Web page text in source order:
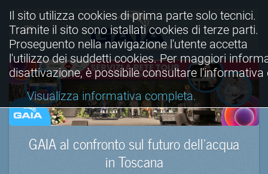
GAIA al confronto sul futuro dell’acqua
in Toscana
Il sito utilizza cookies di prima parte solo tecnici.
Tramite il sito sono istallati cookies di terze parti.
Proseguento nella navigazione l'utente accetta
l'utilizzo dei suddetti cookies. Per maggiori
disattivazione, è possibile consultare
Visualizza informativa completa.